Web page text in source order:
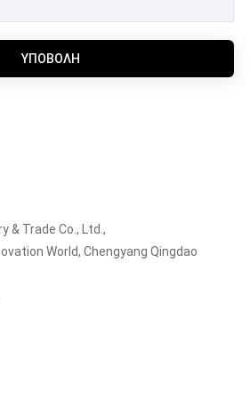
ΥΠΟΒΟΛΉ
& Trade Co., Ltd.,
World, Chengyang Qingdao